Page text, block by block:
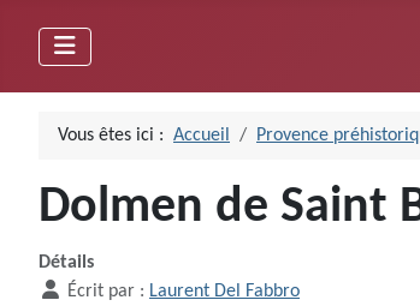
Vous êtes ici : Accueil Provence
Dolmen de Saint
Détails
Écrit par : Laurent Del Fabbro